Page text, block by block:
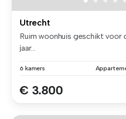
Utrecht
Ruim woonhuis geschikt voor
jaar...
6 kamers
€ 3.800